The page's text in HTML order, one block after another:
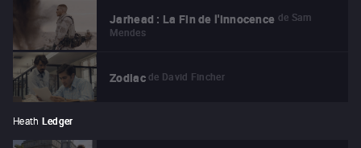
Jarhead : La Fin de l'innocence de Sam
Mendes
Zodiac de David Fincher
Heath Ledger